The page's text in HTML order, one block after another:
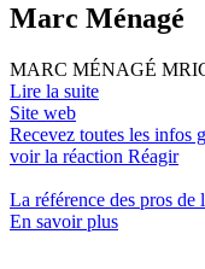
Marc Ménagé
MARC MÉNAGÉ
Lire la suite
Site web
Recevez toutes les infos
voir la réaction Réagir
La référence des pros de
En savoir plus